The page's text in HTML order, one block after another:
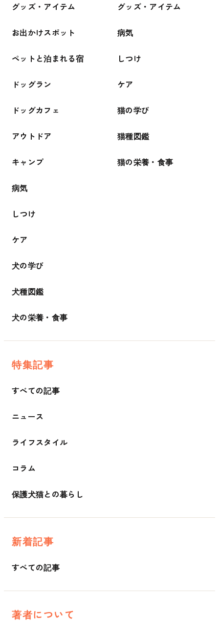
グッズ・アイテム
お出かけスポット
ペットと泊まれる宿
ドッグラン
ドッグカフェ
アウトドア
キャンプ
病気
しつけ
ケア
犬の学び
犬種図鑑
犬の栄養・食事
グッズ・アイテム
病気
しつけ
ケア
猫の学び
猫種図鑑
猫の栄養・食事
特集記事
すべての記事
ニュース
ライフスタイル
コラム
保護犬猫との暮らし
新着記事
すべての記事
著者について